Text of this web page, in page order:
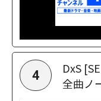
4
DxS
全曲ノ